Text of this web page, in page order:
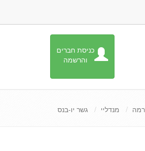
כניסת חברים
והרשמה
מנדליי גשר יו-בנס